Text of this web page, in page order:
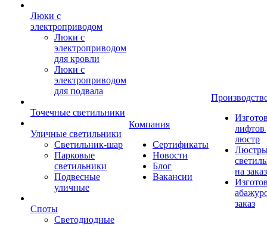
Люки с
электроприводом
Люки с
электроприводом
для кровли
Люки с
электроприводом
для подвала
Точечные светильники
Уличные светильники
Светильник-шар
Парковые
светильники
Подвесные
уличные
Споты
Светодиодные
Компания
Сертификаты
Новости
Блог
Вакансии
лифтов
люстр
на заказ
заказ